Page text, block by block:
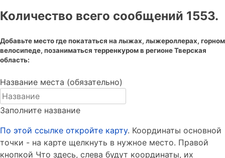
Количество всего сообщений 1553.
Добавьте место где покататься на лыжах, лыжероллерах, горном
велосипеде, позаниматься терренкуром в регионе Тверская
область:
Название места (обязательно)
Заполните название
По этой ссылке откройте карту. Координаты основной
точки - на карте щелкнуть в нужное место. Правой
кнопкой Что здесь, слева будут координаты, их